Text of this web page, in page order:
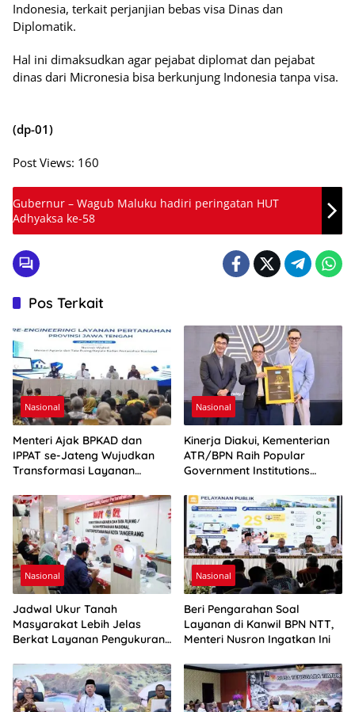
Indonesia, terkait perjanjian bebas visa Dinas dan
Diplomatik.
Hal ini dimaksudkan agar pejabat diplomat dan pejabat
dinas dari Micronesia bisa berkunjung Indonesia tanpa visa.
(dp-01)
Post Views: 160
Gubernur – Wagub Maluku hadiri peringatan HUT
Adhyaksa ke-58
Pos Terkait
Nasional
Menteri Ajak BPKAD dan
IPPAT se-Jateng Wujudkan
Transformasi Layanan
Nasional
Kinerja Diakui, Kementerian
ATR/BPN Raih Popular
Government Institutions
Nasional
Jadwal Ukur Tanah
Masyarakat Lebih Jelas
Berkat Layanan Pengukuran
Nasional
Beri Pengarahan Soal
Layanan di Kanwil BPN NTT,
Menteri Nusron Ingatkan Ini